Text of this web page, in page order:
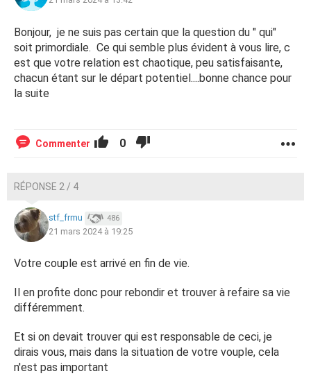
Bonjour, je ne suis pas certain que la question du " qui"
soit primordiale. Ce qui semble plus évident à vous lire, c
est que votre relation est chaotique, peu satisfaisante,
chacun étant sur le départ potentiel....bonne chance pour
la suite
Commenter 0
RÉPONSE 2 / 4
stf_frmu 486
21 mars 2024 à 19:25
Votre couple est arrivé en fin de vie.
Il en profite donc pour rebondir et trouver à refaire sa vie
différemment.
Et si on devait trouver qui est responsable de ceci, je
dirais vous, mais dans la situation de votre vouple, cela
n'est pas important